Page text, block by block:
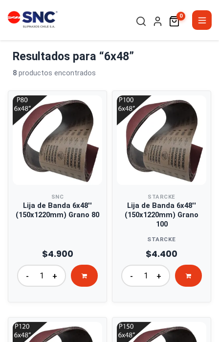
0
Resultados para “6x48”
8 productos encontrados
SNC
Lija de Banda 6x48''
(150x1220mm) Grano 80
$4.900
- +
STARCKE
Lija de Banda 6x48''
(150x1220mm) Grano
100
STARCKE
$4.400
- +